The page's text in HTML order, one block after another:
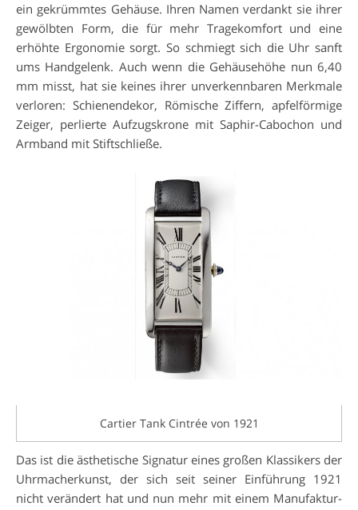
ein gekrümmtes Gehäuse. Ihren Namen verdankt sie ihrer
gewölbten Form, die für mehr Tragekomfort und eine
erhöhte Ergonomie sorgt. So schmiegt sich die Uhr sanft
ums Handgelenk. Auch wenn die Gehäusehöhe nun 6,40
mm misst, hat sie keines ihrer unverkennbaren Merkmale
verloren: Schienendekor, Römische Ziffern, apfelförmige
Zeiger, perlierte Aufzugskrone mit Saphir-Cabochon und
Armband mit Stiftschließe.
Cartier Tank Cintrée von 1921
Das ist die ästhetische Signatur eines großen Klassikers der
Uhrmacherkunst, der sich seit seiner Einführung 1921
nicht verändert hat und nun mehr mit einem Manufaktur-